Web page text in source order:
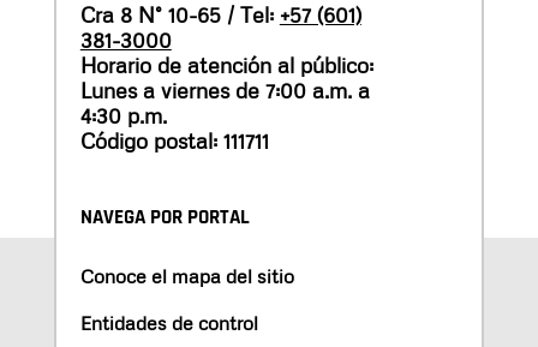
Cra 8 N° 10-65 / Tel: +57 (601)
381-3000
Horario de atención al público:
Lunes a viernes de 7:00 a.m. a
4:30 p.m.
Código postal: 111711
NAVEGA POR PORTAL
Conoce el mapa del sitio
Entidades de control